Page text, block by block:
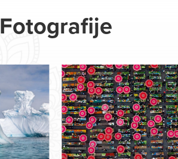
Fotografije